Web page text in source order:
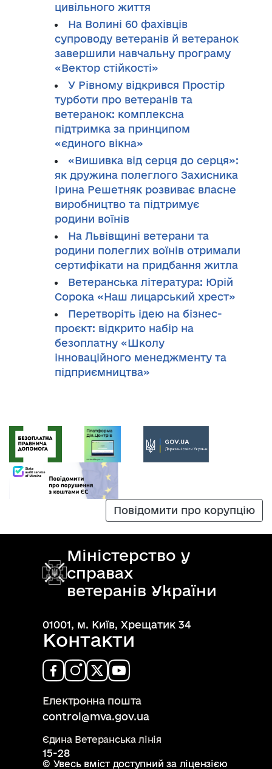
цивільного життя
На Волині 60 фахівців
супроводу ветеранів й ветеранок
завершили навчальну програму
«Вектор стійкості»
У Рівному відкрився Простір
турботи про ветеранів та
ветеранок: комплексна
підтримка за принципом
«єдиного вікна»
«Вишивка від серця до серця»:
як дружина полеглого Захисника
Ірина Решетняк розвиває власне
виробництво та підтримує
родини воїнів
На Львівщині ветерани та
родини полеглих воїнів отримали
сертифікати на придбання житла
Ветеранська література: Юрій
Сорока «Наш лицарський хрест»
Перетворіть ідею на бізнес-
проєкт: відкрито набір на
безоплатну «Школу
інноваційного менеджменту та
підприємництва»
Повідомити про корупцію
Міністерство у
справах
ветеранів України
01001, м. Київ, Хрещатик 34
Контакти
Електронна пошта
control@mva.gov.ua
Єдина Ветеранська лінія
15-28
© Увесь вміст доступний за ліцензією